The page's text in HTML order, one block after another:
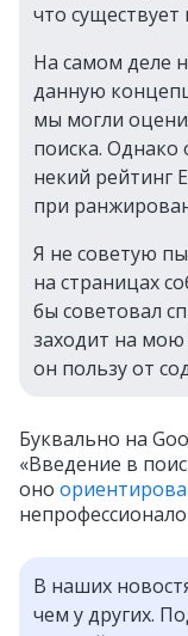
что существует
На самом деле
данную
мы могли
поиска.
некий рейтинг
при
Я не советую
на страницах
бы советовал
заходит на мою
он пользу от
Буквально на
«Введение в
оно
В наших
чем у других.